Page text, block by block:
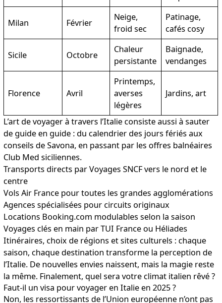
Milan Février
Neige,
froid sec
Patinage,
cafés cosy
Sicile Octobre
Chaleur
persistante
Baignade,
vendanges
Florence Avril
Printemps,
averses
légères
Jardins, art
L’art de voyager à travers l’Italie consiste aussi à sauter
de guide en guide : du calendrier des jours fériés aux
conseils deSavona, en passant par les offres balnéaires
Club Med siciliennes.
Transports directs par Voyages SNCF vers le nord et le
centre
Vols Air France pour toutes les grandes agglomérations
Agences spécialisées pour circuits originaux
Locations Booking.com modulables selon la saison
Voyages clés en main par TUI France ou Héliades
Itinéraires, choix de régions et sites culturels : chaque
saison, chaque destination transforme la perception de
l’Italie. De nouvelles envies naissent, mais la magie reste
la même. Finalement, quel sera votre climat italien rêvé ?
Faut-il un visa pour voyager en Italie en 2025 ?
Non, les ressortissants de l’Union européenne n’ont pas